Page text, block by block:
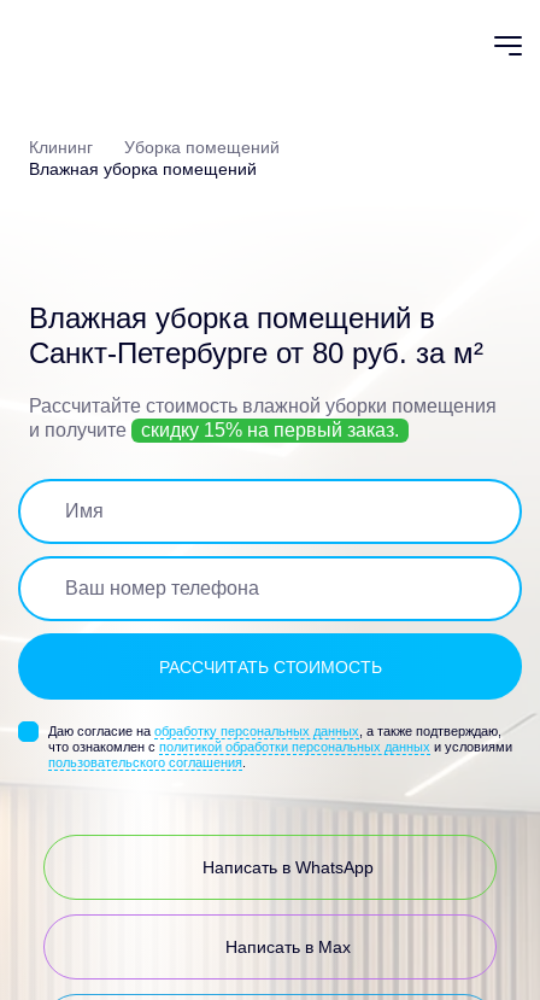
Клининг
Уборка помещений
Влажная уборка помещений
Влажная уборка помещений в
Санкт-Петербурге от 80 руб. за м²
Рассчитайте стоимость влажной уборки помещения
и получите
скидку 15% на первый заказ.
Даю согласие на обработку персональных данных , а также подтверждаю,
что ознакомлен с политикой обработки персональных данных и условиями
пользовательского соглашения
Написать в WhatsApp
Написать в Max